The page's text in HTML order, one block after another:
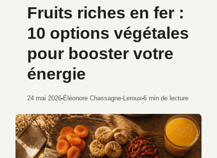
Fruits riches en fer :
10 options végétales
pour booster votre
énergie
24 mai 2026
·
Éléonore Chassagne-Leroux
·
6 min de lecture